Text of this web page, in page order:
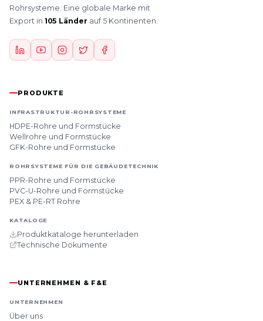
Rohrsysteme. Eine globale Marke mit
Export in 105 Länder auf 5 Kontinenten.
PRODUKTE
INFRASTRUKTUR-ROHRSYSTEME
HDPE-Rohre und Formstücke
Wellrohre und Formstücke
GFK-Rohre und Formstücke
ROHRSYSTEME FÜR DIE GEBÄUDETECHNIK
PPR-Rohre und Formstücke
PVC-U-Rohre und Formstücke
PEX & PE-RT Rohre
KATALOGE
Produktkataloge herunterladen
Technische Dokumente
UNTERNEHMEN & F&E
UNTERNEHMEN
Über uns